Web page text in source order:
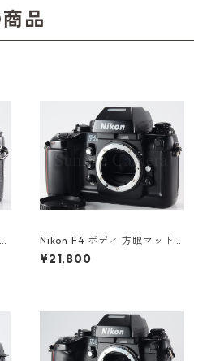
品
Nikon F4 ボディ 方眼マット
スクリーン（E） / マットスク
リーン（B）付 ニコン（6124
¥21,800